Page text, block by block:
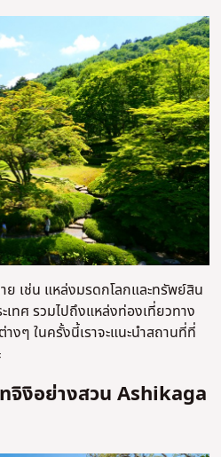
เช่น แหล่งมรดกโลกและทรัพย์สิน
ทศ รวมไปถึงแหล่งท่องเที่ยวทาง
งๆ ในครั้งนี้เราจะแนะนำสถานที่ที่
จิงิอย่างสวน Ashikaga